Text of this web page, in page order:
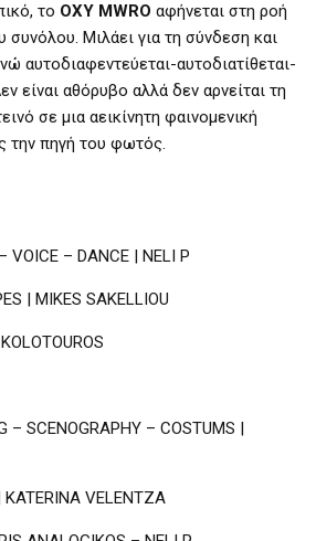
το OXY MWRO αφήνεται στη ροή
συνόλου. Μιλάει για τη σύνδεση και
αυτοδιαφεντεύεται-αυτοδιατίθεται-
είναι αθόρυβο αλλά δεν αρνείται τη
σε μια αεικίνητη φαινομενική
την πηγή του φωτός.
– VOICE – DANCE | NELI P
| MIKES SAKELLIOU
– SCENOGRAPHY – COSTUMS |
KATERINA VELENTZA